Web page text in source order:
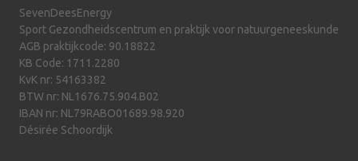
SevenDeesEnergy
Sport Gezondheidscentrum en praktijk voor natuurgeneeskunde
AGB praktijkcode: 90.18822
KB Code: 1711.2280
KvK nr: 54163382
BTW nr: NL1676.75.904.B02
IBAN nr: NL79RABO01689.98.920
Désirée Schoordijk